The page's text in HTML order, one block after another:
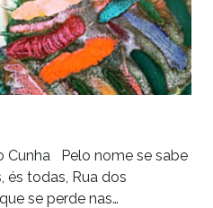
Cunha Pelo nome se sabe
és todas, Rua dos
se perde nas…